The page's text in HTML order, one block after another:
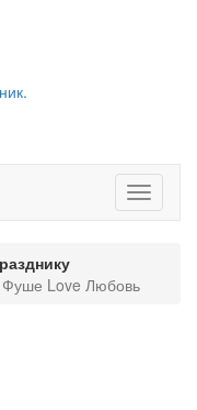
Панель
Love Любовь